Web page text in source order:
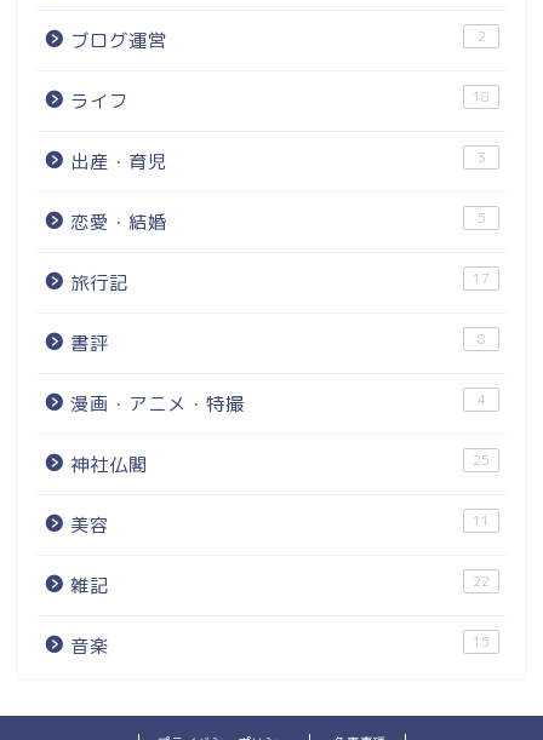
ブログ運営 2
ライフ 18
出産・育児 3
恋愛・結婚 5
旅行記 17
書評 8
漫画・アニメ・特撮 4
神社仏閣 25
美容 11
雑記 22
音楽 15